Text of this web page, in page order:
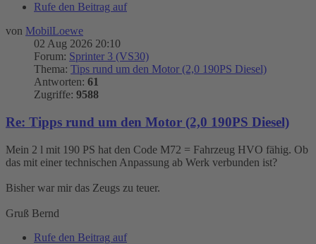
Rufe den Beitrag auf
von MobilLoewe
02 Aug 2026 20:10
Forum: Sprinter 3 (VS30)
Thema: Tips rund um den Motor (2,0 190PS Diesel)
Antworten: 61
Zugriffe: 9588
Re: Tipps rund um den Motor (2,0 190PS Diesel)
Mein 2 l mit 190 PS hat den Code M72 = Fahrzeug HVO fähig. Ob
das mit einer technischen Anpassung ab Werk verbunden ist?
Bisher war mir das Zeugs zu teuer.
Gruß Bernd
Rufe den Beitrag auf